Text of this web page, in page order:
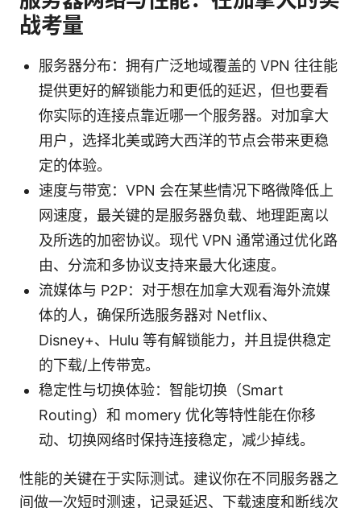
战考量
服务器分布：拥有广泛地域覆盖的 VPN 往往能
提供更好的解锁能力和更低的延迟，但也要看
你实际的连接点靠近哪一个服务器。对加拿大
用户，选择北美或跨大西洋的节点会带来更稳
定的体验。
速度与带宽：VPN 会在某些情况下略微降低上
网速度，最关键的是服务器负载、地理距离以
及所选的加密协议。现代 VPN 通常通过优化路
由、分流和多协议支持来最大化速度。
流媒体与 P2P：对于想在加拿大观看海外流媒
体的人，确保所选服务器对 Netflix、
Disney+、Hulu 等有解锁能力，并且提供稳定
的下载/上传带宽。
稳定性与切换体验：智能切换（Smart
Routing）和 momery 优化等特性能在你移
动、切换网络时保持连接稳定，减少掉线。
性能的关键在于实际测试。建议你在不同服务器之
间做一次短时测速，记录延迟、下载速度和断线次